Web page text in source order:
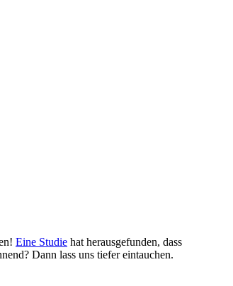
Eine Studie hat herausgefunden, dass
Dann lass uns tiefer eintauchen.